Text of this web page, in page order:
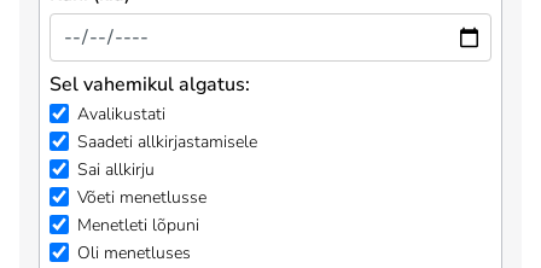
Sel vahemikul algatus:
Avalikustati
Saadeti allkirjastamisele
Sai allkirju
Võeti menetlusse
Menetleti lõpuni
Oli menetluses